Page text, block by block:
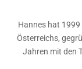
Hannes hat
Österreichs,
Jahren mit den